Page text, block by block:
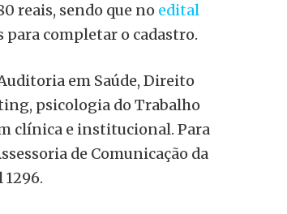
reais, sendo que no edital
para completar o cadastro.
em Saúde, Direito
psicologia do Trabalho
clínica e institucional. Para
de Comunicação da